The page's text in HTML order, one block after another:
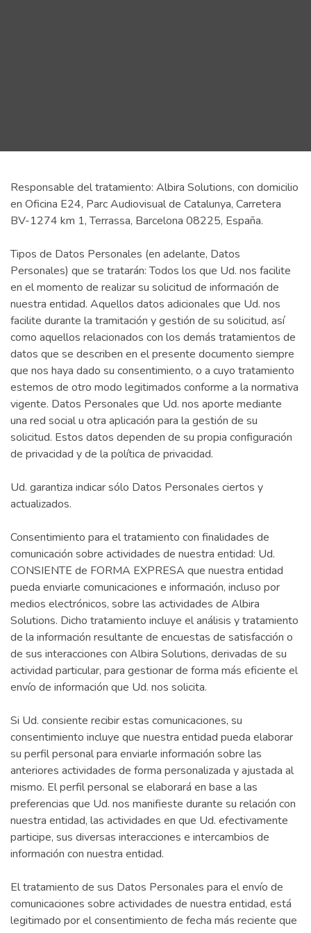
Responsable del tratamiento: Albira Solutions, con domicilio
en Oficina E24, Parc Audiovisual de Catalunya, Carretera
BV-1274 km 1, Terrassa, Barcelona 08225, España.
Tipos de Datos Personales (en adelante, Datos
Personales) que se tratarán: Todos los que Ud. nos facilite
en el momento de realizar su solicitud de información de
nuestra entidad. Aquellos datos adicionales que Ud. nos
facilite durante la tramitación y gestión de su solicitud, así
como aquellos relacionados con los demás tratamientos de
datos que se describen en el presente documento siempre
que nos haya dado su consentimiento, o a cuyo tratamiento
estemos de otro modo legitimados conforme a la normativa
vigente. Datos Personales que Ud. nos aporte mediante
una red social u otra aplicación para la gestión de su
solicitud. Estos datos dependen de su propia configuración
de privacidad y de la política de privacidad.
Ud. garantiza indicar sólo Datos Personales ciertos y
actualizados.
Consentimiento para el tratamiento con finalidades de
comunicación sobre actividades de nuestra entidad: Ud.
CONSIENTE de FORMA EXPRESA que nuestra entidad
pueda enviarle comunicaciones e información, incluso por
medios electrónicos, sobre las actividades de Albira
Solutions. Dicho tratamiento incluye el análisis y tratamiento
de la información resultante de encuestas de satisfacción o
de sus interacciones con Albira Solutions, derivadas de su
actividad particular, para gestionar de forma más eficiente el
envío de información que Ud. nos solicita.
Si Ud. consiente recibir estas comunicaciones, su
consentimiento incluye que nuestra entidad pueda elaborar
su perfil personal para enviarle información sobre las
anteriores actividades de forma personalizada y ajustada al
mismo. El perfil personal se elaborará en base a las
preferencias que Ud. nos manifieste durante su relación con
nuestra entidad, las actividades en que Ud. efectivamente
participe, sus diversas interacciones e intercambios de
información con nuestra entidad.
El tratamiento de sus Datos Personales para el envío de
comunicaciones sobre actividades de nuestra entidad, está
legitimado por el consentimiento de fecha más reciente que